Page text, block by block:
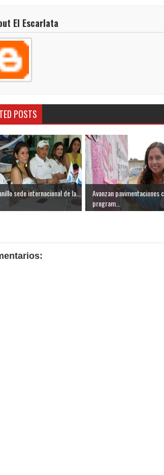
El Escarlata
POSTS
sede internacional de la...
Avanzan pavimentaciones
program...